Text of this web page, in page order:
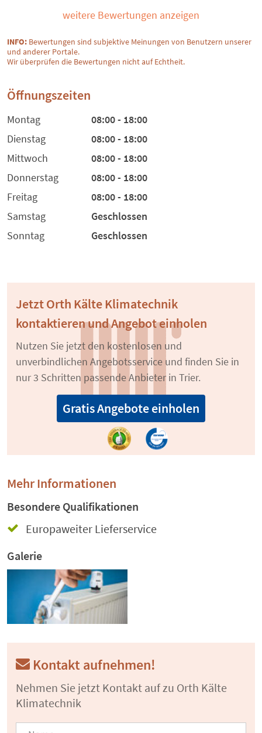
weitere Bewertungen anzeigen
INFO: Bewertungen sind subjektive Meinungen von Benutzern unserer
und anderer Portale.
Wir überprüfen die Bewertungen nicht auf Echtheit.
Öffnungszeiten
Montag
08:00 - 18:00
Dienstag
08:00 - 18:00
Mittwoch
08:00 - 18:00
Donnerstag
08:00 - 18:00
Freitag
08:00 - 18:00
Samstag
Geschlossen
Sonntag
Geschlossen
Jetzt Orth Kälte Klimatechnik
kontaktieren und Angebot einholen
Nutzen Sie jetzt den kostenlosen und
unverbindlichen Angebotsservice und finden Sie in
nur 3 Schritten passende Anbieter in Trier.
Gratis Angebote einholen
Mehr Informationen
Besondere Qualifikationen
Europaweiter Lieferservice
Galerie
Kontakt aufnehmen!
Nehmen Sie jetzt Kontakt auf zu Orth Kälte
Klimatechnik